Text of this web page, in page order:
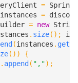
=
instances =
= new
. size(); i
(instances . get
())
{
. append ( ",");